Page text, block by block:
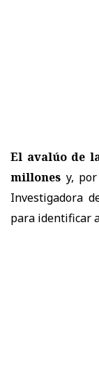
El avalúo de
millones y,
Investigadora
para identificar